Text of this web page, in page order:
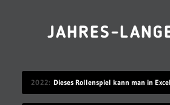
JAHRES-
2022 Dieses Rollenspiel kann man in